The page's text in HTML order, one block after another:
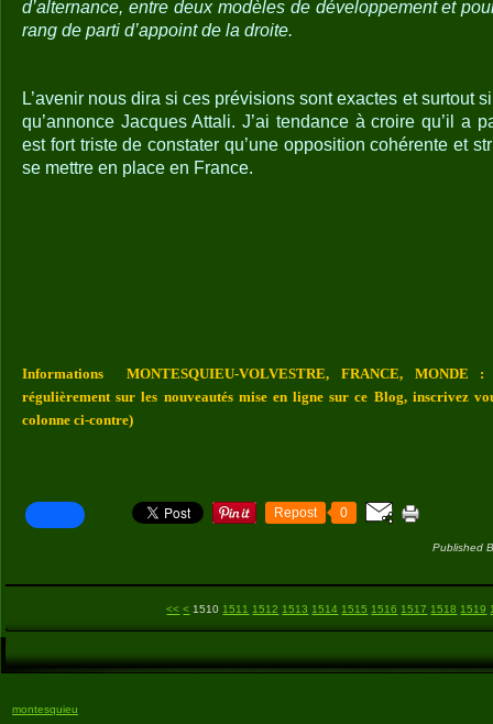
d’alternance, entre deux modèles de développement et
rang de parti d’appoint de la droite.
L’avenir nous dira si ces prévisions sont exactes et surtout
qu’annonce Jacques Attali. J’ai tendance à croire qu’il a
est fort triste de constater qu’une opposition cohérente et
se mettre en place en France.
Informations MONTESQUIEU-VOLVESTRE, FRANCE, MONDE
régulièrement sur les nouveautés mise en ligne sur ce Blog, inscrivez
colonne ci-contre)
Repost 0
Published
<< < 1500
1510 1511 1512 1513 1514 1515 1516 1517 1518 1519
montesquieu